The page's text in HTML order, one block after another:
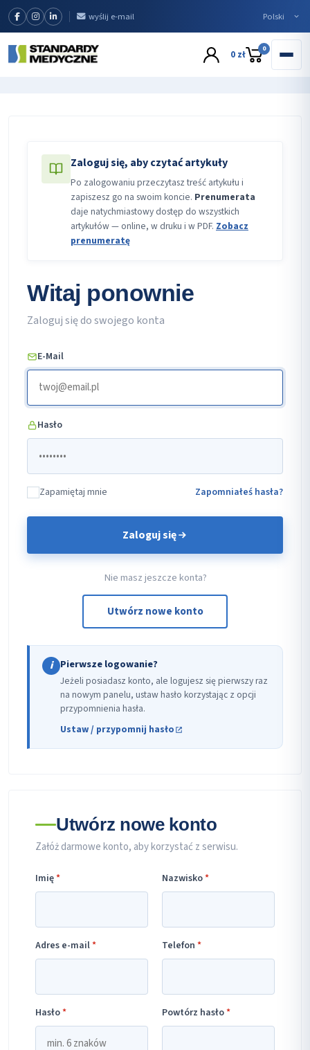
wyślij e-mail
0 zł 0
Zaloguj się, aby czytać artykuły
Po zalogowaniu przeczytasz treść artykułu i
zapiszesz go na swoim koncie. Prenumerata
daje natychmiastowy dostęp do wszystkich
artykułów — online, w druku i w PDF. Zobacz
prenumeratę
Witaj ponownie
Zaloguj się do swojego konta
E-Mail
Hasło
Zapamiętaj mnie Zapomniałeś hasła?
Zaloguj się
Nie masz jeszcze konta?
Utwórz nowe konto
i Pierwsze logowanie?
Jeżeli posiadasz konto, ale logujesz się pierwszy raz
na nowym panelu, ustaw hasło korzystając z opcji
przypomnienia hasła.
Ustaw / przypomnij hasło
Utwórz nowe konto
Załóż darmowe konto, aby korzystać z serwisu.
Imię* Nazwisko*
Adres e-mail* Telefon *
Hasło* Powtórz hasło*